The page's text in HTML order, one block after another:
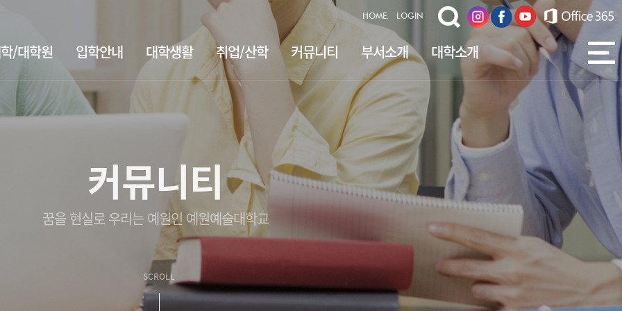
HOME. LOGIN
/대학원 입학안내 대학생활 취업/산학 커뮤니티 부서소개 대학소개
커뮤니티
꿈을 현실로 우리는 예원인 예원예술대학교
SCROLL